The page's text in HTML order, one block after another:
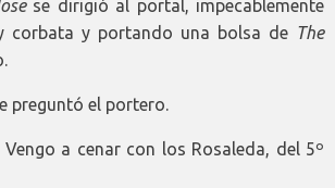
se dirigió al portal, impecablemente
corbata y portando una bolsa de The
preguntó el portero.
a cenar con los Rosaleda, del 5º